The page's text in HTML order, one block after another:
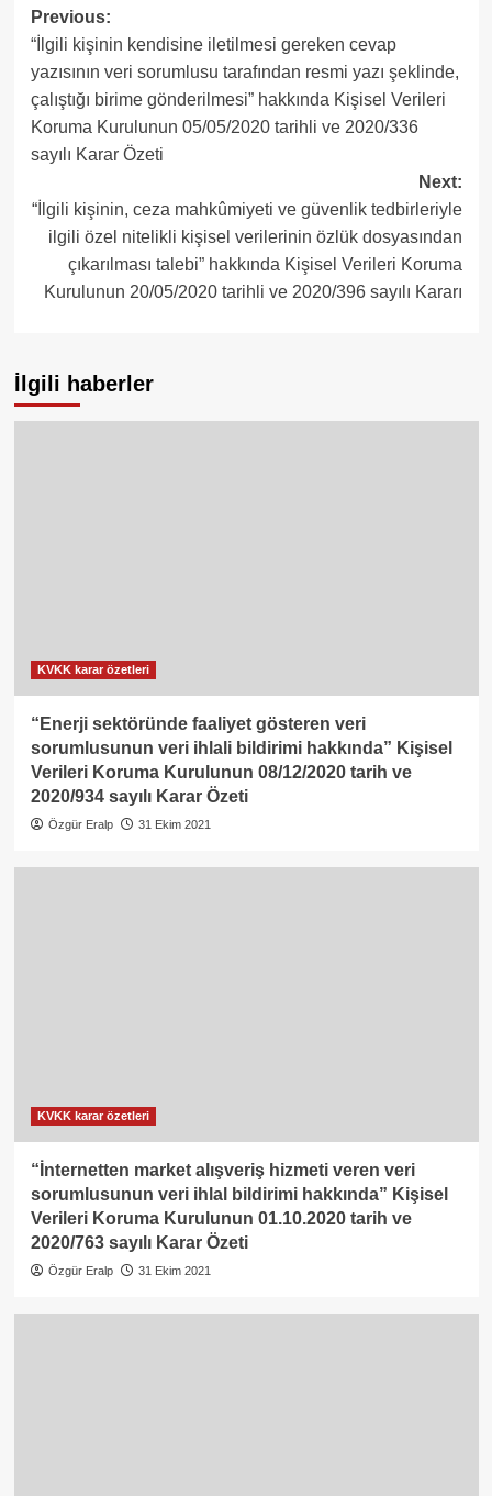
Post
navigation
Previous:
“İlgili kişinin kendisine iletilmesi gereken cevap
yazısının veri sorumlusu tarafından resmi yazı şeklinde,
çalıştığı birime gönderilmesi” hakkında Kişisel Verileri
Koruma Kurulunun 05/05/2020 tarihli ve 2020/336
sayılı Karar Özeti
Next:
“İlgili kişinin, ceza mahkûmiyeti ve güvenlik tedbirleriyle
ilgili özel nitelikli kişisel verilerinin özlük dosyasından
çıkarılması talebi” hakkında Kişisel Verileri Koruma
Kurulunun 20/05/2020 tarihli ve 2020/396 sayılı Kararı
İlgili haberler
KVKK karar özetleri
“Enerji sektöründe faaliyet gösteren veri
sorumlusunun veri ihlali bildirimi hakkında” Kişisel
Verileri Koruma Kurulunun 08/12/2020 tarih ve
2020/934 sayılı Karar Özeti
Özgür Eralp 31 Ekim 2021
KVKK karar özetleri
“İnternetten market alışveriş hizmeti veren veri
sorumlusunun veri ihlal bildirimi hakkında” Kişisel
Verileri Koruma Kurulunun 01.10.2020 tarih ve
2020/763 sayılı Karar Özeti
Özgür Eralp 31 Ekim 2021